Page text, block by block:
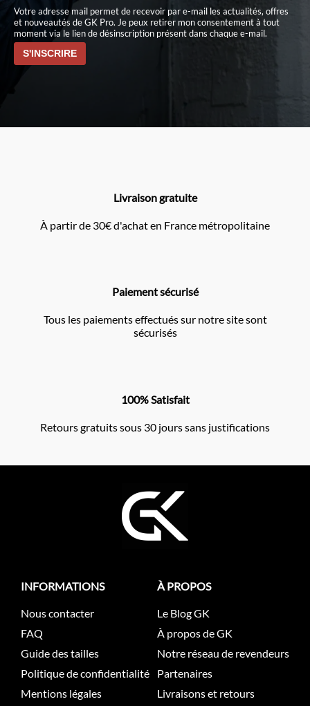
Votre adresse mail permet de recevoir par e-mail les actualités, offres
et nouveautés de GK Pro. Je peux retirer mon consentement à tout
moment via le lien de désinscription présent dans chaque e-mail.
Livraison gratuite
À partir de 30€ d'achat en France métropolitaine
Paiement sécurisé
Tous les paiements effectués sur notre site sont
sécurisés
100% Satisfait
Retours gratuits sous 30 jours sans justifications
INFORMATIONS
Nous contacter
FAQ
Guide des tailles
Politique de confidentialité
Mentions légales
À PROPOS
Le Blog GK
À propos de GK
Notre réseau de revendeurs
Partenaires
Livraisons et retours